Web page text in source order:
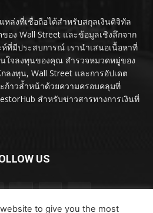
ล่งที่เชื่อถือได้สำหรับสกุลเงินดิจิทัล
อง Wall Street และข้อมูลเชิงลึกจาก
ที่มีประสบการณ์ เรานำเสนอเนื้อหาที่
ใจลงทุนของคุณ สำรวจหมวดหมู่ของ
ลงทุน, Wall Street และการอัปเดต
ก้าวล้ำหน้าด้วยความครอบคลุมที่
สำหรับข่าวสารทางการเงินที่
US
to give you the most